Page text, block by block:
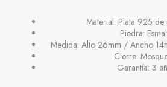
Material: Plata 925 de
Piedra:
Medida: Alto 26mm / Ancho
Cierre:
Garantía: 3